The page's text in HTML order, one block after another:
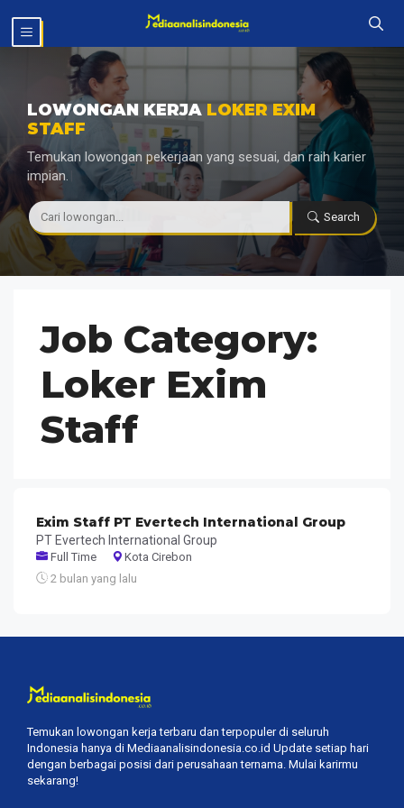
isi
MENU
LOWONGAN KERJA LOKER EXIM
STAFF
Temukan lowongan pekerjaan yang sesuai, dan raih karier
impian.
Search
Job Category:
Loker Exim
Staff
Exim Staff PT Evertech International Group
PT Evertech International Group
Full Time
Kota Cirebon
2 bulan yang lalu
Temukan lowongan kerja terbaru dan terpopuler di seluruh
Indonesia hanya di Mediaanalisindonesia.co.id Update setiap hari
dengan berbagai posisi dari perusahaan ternama. Mulai karirmu
sekarang!